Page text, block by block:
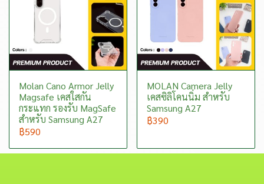
Molan Cano Armor Jelly
Magsafe เคสใสกัน
กระแทก รองรับ MagSafe
สำหรับ Samsung A27
฿590
MOLAN Camera Jelly
เคสซิลิโคนนิ่ม สำหรับ
Samsung A27
฿390